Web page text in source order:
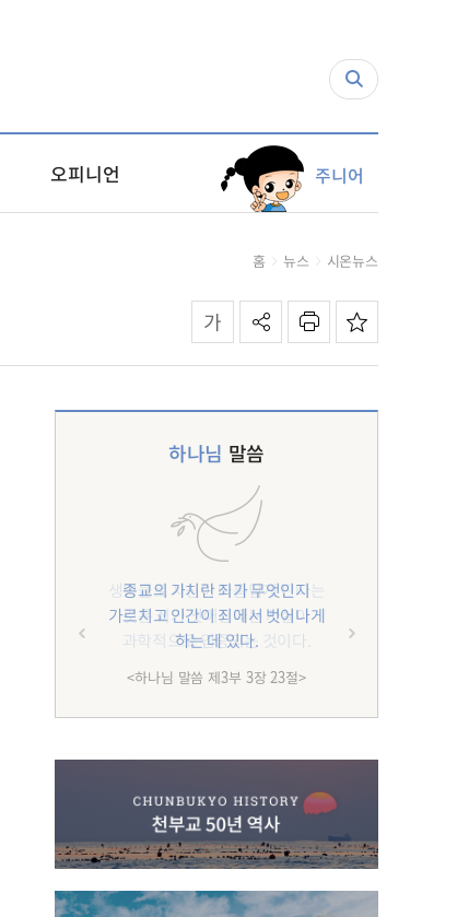
오피니언 주니어
홈 뉴스 시온뉴스
하나님 말씀
종교의 가치란 죄가 무엇인지
가르치고 인간이 죄에서 벗어나게
하는 데 있다.
<하나님 말씀 제3부 3장 23절>